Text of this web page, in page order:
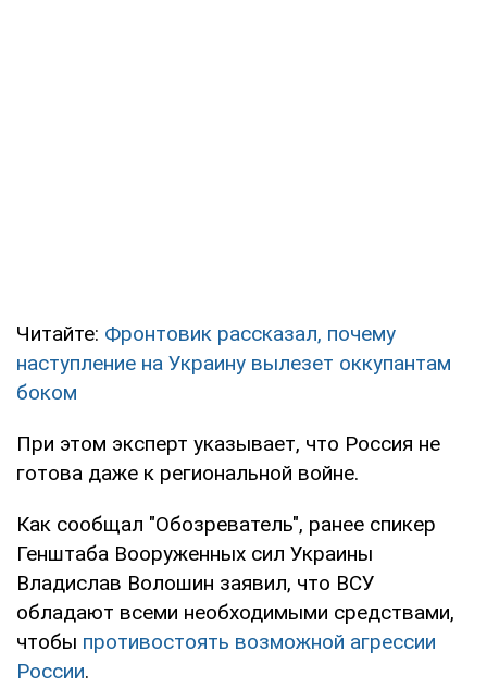
Читайте: Фронтовик рассказал, почему
наступление на Украину вылезет оккупантам
боком
При этом эксперт указывает, что Россия не
готова даже к региональной войне.
Как сообщал "Обозреватель", ранее спикер
Генштаба Вооруженных сил Украины
Владислав Волошин заявил, что ВСУ
обладают всеми необходимыми средствами,
чтобы противостоять возможной агрессии
России.